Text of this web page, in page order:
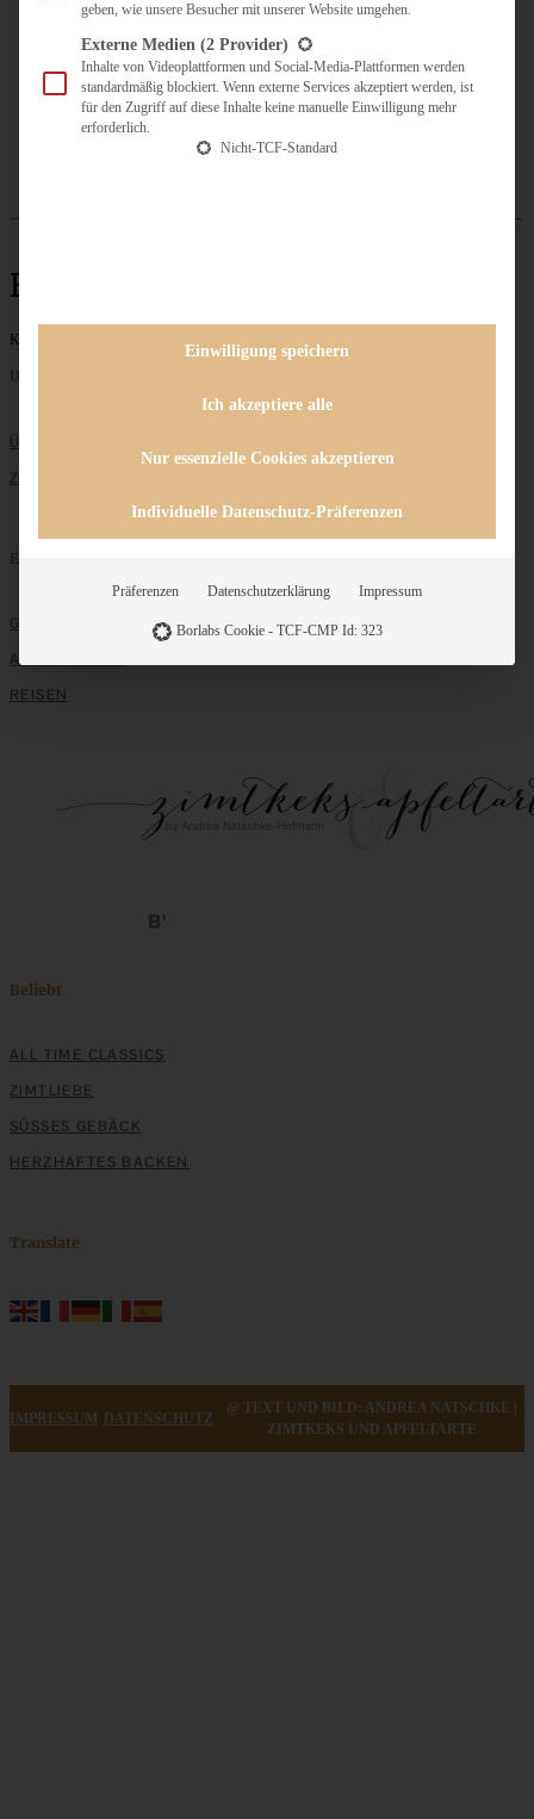
ÜBER MICH
ZUSAMMENARBEIT
Bethmännchen
Keine Beiträge gefunden
Unternehmen
ÜBER MICH
ZUSAMMENARBEIT
Entdecken
GRUNDLAGEN
ALLE REZEPTE
REISEN
Beliebt
ALL TIME CLASSICS
ZIMTLIEBE
SÜSSES GEBÄCK
HERZHAFTES BACKEN
Translate
IMPRESSUM DATENSCHUTZ
@ TEXT UND BILD: ANDREA NATSCHKE |
ZIMTKEKS UND APFELTARTE
geben, wie unsere Besucher mit unserer Website umgehen.
Externe Medien (2 Provider)
Inhalte von Videoplattformen und Social-Media-Plattformen werden
standardmäßig blockiert. Wenn externe Services akzeptiert werden, ist
für den Zugriff auf diese Inhalte keine manuelle Einwilligung mehr
erforderlich.
Nicht-TCF-Standard
Einwilligung speichern
Ich akzeptiere alle
Nur essenzielle Cookies akzeptieren
Individuelle Datenschutz-Präferenzen
Präferenzen Datenschutzerklärung Impressum
Borlabs Cookie - TCF-CMP Id: 323